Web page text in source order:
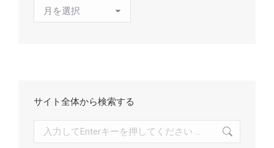
サイト全体から検索する